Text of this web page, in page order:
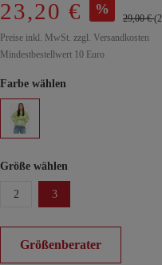
23,20 € %
29,00 €
Preise inkl. MwSt. zzgl. Versandkosten
Mindestbestellwert 10 Euro
Farbe wählen
Größe wählen
2 3
Größenberater